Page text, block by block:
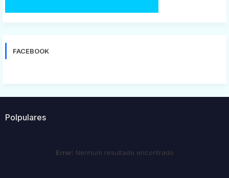
FACEBOOK
Polpulares
Error: Nenhum resultado encontrado